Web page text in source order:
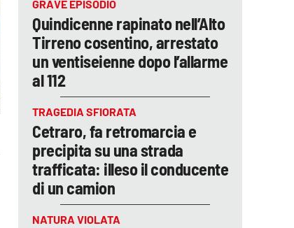
GRAVE EPISODIO
Quindicenne rapinato nell’Alto
Tirreno cosentino, arrestato
un ventiseienne dopo l’allarme
al 112
TRAGEDIA SFIORATA
Cetraro, fa retromarcia e
precipita su una strada
trafficata: illeso il conducente
di un camion
NATURA VIOLATA